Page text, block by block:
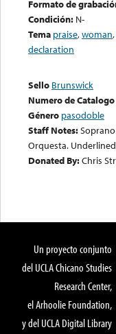
Formato de
Condición: N-
Tema praise,woman,
declaration
Sello Brunswick
Numero de Catalogo
Género pasodoble
Staff Notes:
Orquesta.
Donated By:Chris
Un proyecto conjunto
del UCLA Chicano Studies
Research Center,
el Arhoolie Foundation,
y del UCLA Digital Library